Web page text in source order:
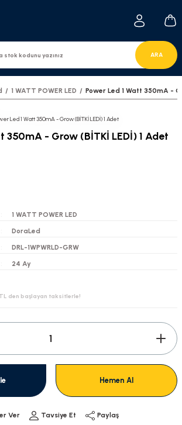
ARA
1 WATT POWER LED Power Led 1 Watt 350mA -
350mA - Grow (BİTKİ LEDİ) 1 Adet
1 WATT POWER LED
DoraLed
DRL-1WPWRLD-GRW
24 Ay
den başlayan taksitlerle!
Hemen Al
Ver Tavsiye Et Paylaş